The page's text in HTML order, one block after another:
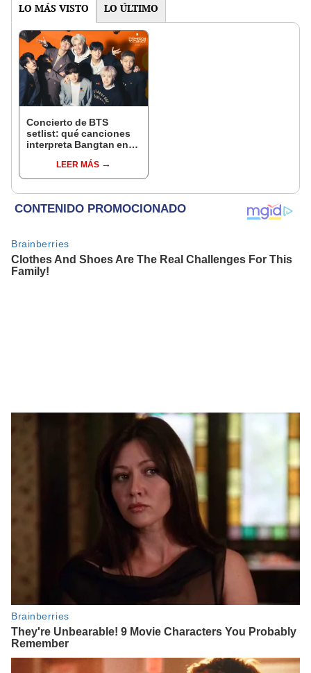
LO MÁS VISTO LO ÚLTIMO
Concierto de BTS
setlist: qué canciones
interpreta Bangtan en
LEER MÁS